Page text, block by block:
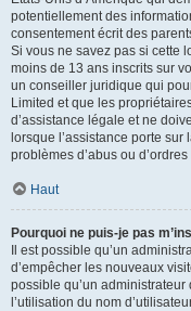
potentiellement des
consentement écrit des
Si vous ne savez pas si cette
moins de 13 ans inscrits sur
un conseiller juridique qui
Limited et que les
d’assistance légale et ne
lorsque l’assistance porte
problèmes d’abus ou
Haut
Pourquoi ne puis-je pas
Il est possible qu’un
d’empêcher les nouveaux
possible qu’un
l’utilisation du nom